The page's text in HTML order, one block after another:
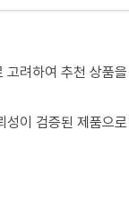
려하여 추천 상품
이 검증된 제품으